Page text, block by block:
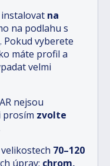
na
na podlahu s
. Pokud vyberete
máte profil a
velmi
nejsou
prosím zvolte
70–120
úprav: chrom,